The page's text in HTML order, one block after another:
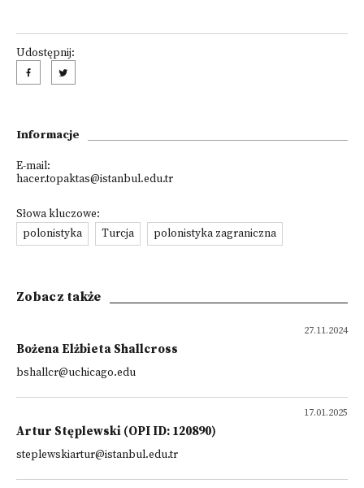
Udostępnij:
Informacje
E-mail:
hacer.topaktas@istanbul.edu.tr
Słowa kluczowe:
polonistyka
Turcja polonistyka zagraniczna
Zobacz także
27.11.2024
Bożena Elżbieta Shallcross
bshallcr@uchicago.edu
17.01.2025
Artur Stęplewski (OPI ID: 120890)
steplewskiartur@istanbul.edu.tr